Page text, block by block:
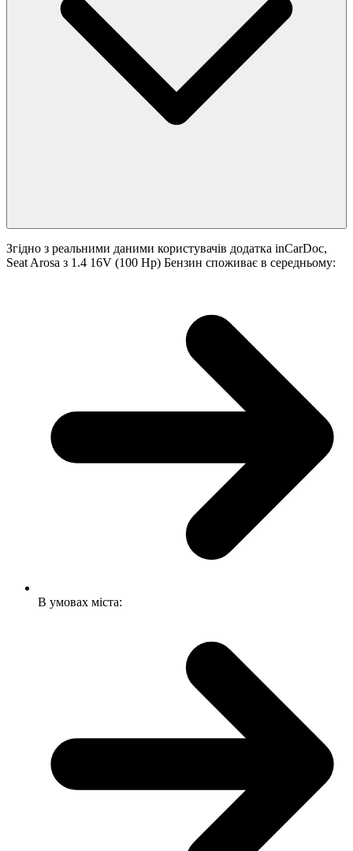
Згідно з реальними даними користувачів додатка inCarDoc,
Seat Arosa з 1.4 16V (100 Hp) Бензин споживає в середньому:
В умовах міста: